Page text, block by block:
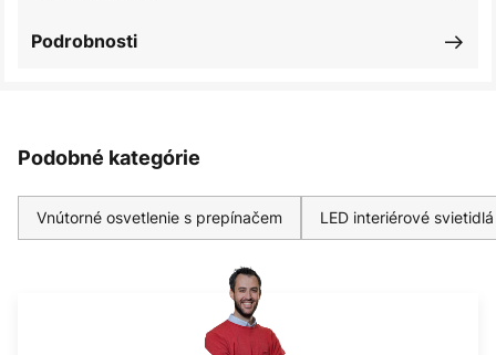
Podrobnosti
Podobné kategórie
Vnútorné osvetlenie s prepínačem LED interiérové svietidlá